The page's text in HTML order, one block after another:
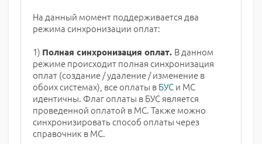
На данный момент поддерживается два
режима синхронизации оплат:
1) Полная синхронизация оплат. В данном
режиме происходит полная синхронизация
оплат (создание / удаление / изменение в
обоих системах), все оплаты вБУСи МС
идентичны. Флаг оплаты в БУС является
проведенной оплатой в МС. Также можно
синхронизировать способ оплаты через
справочник в МС.